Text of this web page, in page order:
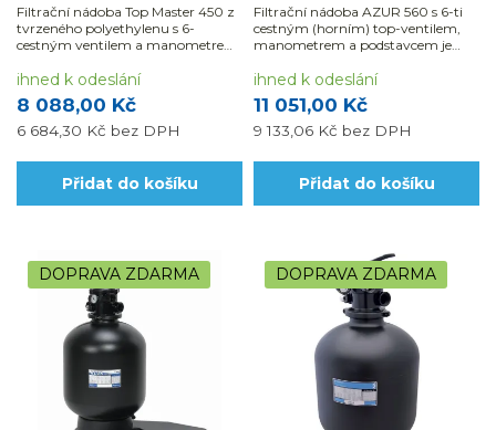
Filtrační nádoba Top Master 450 z
tvrzeného polyethylenu s 6-
cestným ventilem a manometrem
8 088,00 Kč
6 684,30 Kč bez DPH
ihned k odeslání
Přidat do košíku
Filtrační nádoba AZUR 560 s 6-ti
cestným (horním) top-ventilem,
manometrem a podstavcem je
11 051,00 Kč
9 133,06 Kč bez DPH
ihned k odeslání
Přidat do košíku
DOPRAVA ZDARMA DOPRAVA ZDARMA